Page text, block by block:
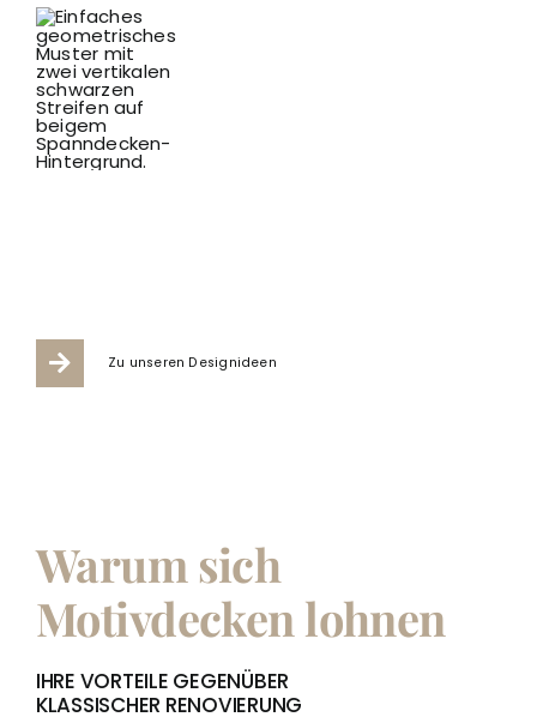
Zu unseren Designideen
Warum sich
Motivdecken lohnen
IHRE VORTEILE GEGENÜBER
KLASSISCHER RENOVIERUNG